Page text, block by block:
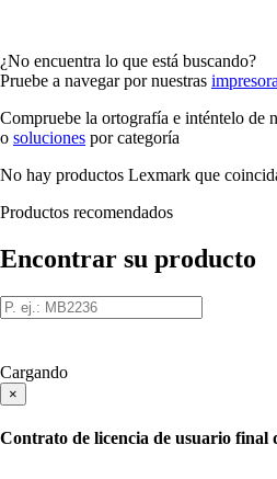
¿No encuentra lo que está buscando?
Pruebe a navegar por nuestras
Compruebe la ortografía e inténtelo de
o soluciones por categoría
No hay productos Lexmark que
Productos recomendados
Encontrar su producto
Cargando
×
Contrato de licencia de usuario final